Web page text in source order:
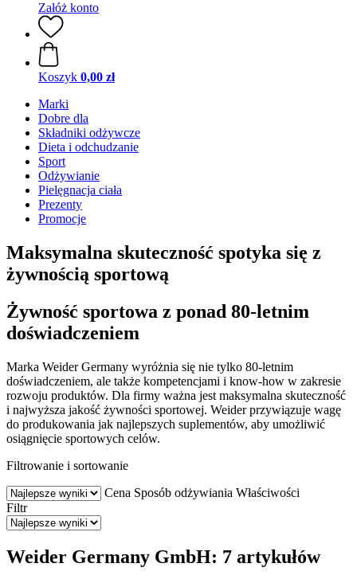
Załóż konto
Koszyk 0,00 zł
Marki
Dobre dla
Składniki odżywcze
Dieta i odchudzanie
Sport
Odżywianie
Pielęgnacja ciała
Prezenty
Promocje
Maksymalna skuteczność spotyka się z
żywnością sportową
Żywność sportowa z ponad 80-letnim
doświadczeniem
Marka Weider Germany wyróżnia się nie tylko 80-letnim
doświadczeniem, ale także kompetencjami i know-how w zakresie
rozwoju produktów. Dla firmy ważna jest maksymalna skuteczność
i najwyższa jakość żywności sportowej. Weider przywiązuje wagę
do produkowania jak najlepszych suplementów, aby umożliwić
osiągnięcie sportowych celów.
Filtrowanie i sortowanie
Cena Sposób odżywiania Właściwości
Filtr
Weider Germany GmbH: 7 artykułów